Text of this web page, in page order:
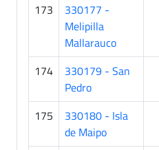
173
330177 -
Melipilla
Mallarauco
174
330179 - San
Pedro
175
330180 - Isla
de Maipo